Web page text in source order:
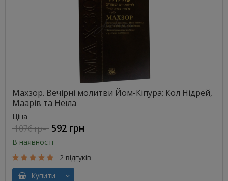
Махзор. Вечірні молитви Йом-Кіпура: Кол Нідрей,
Маарів та Неїла
Ціна
1076 грн 592 грн
В наявності
2 відгуків
Купити